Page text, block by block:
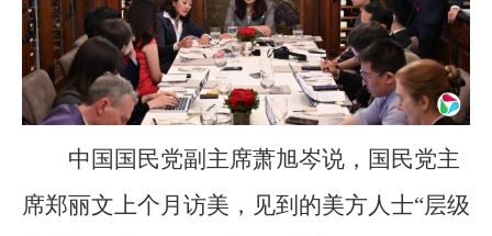
中国国民党副主席萧旭岑说，国民党主
席郑丽文上个月访美，见到的美方人士“层级